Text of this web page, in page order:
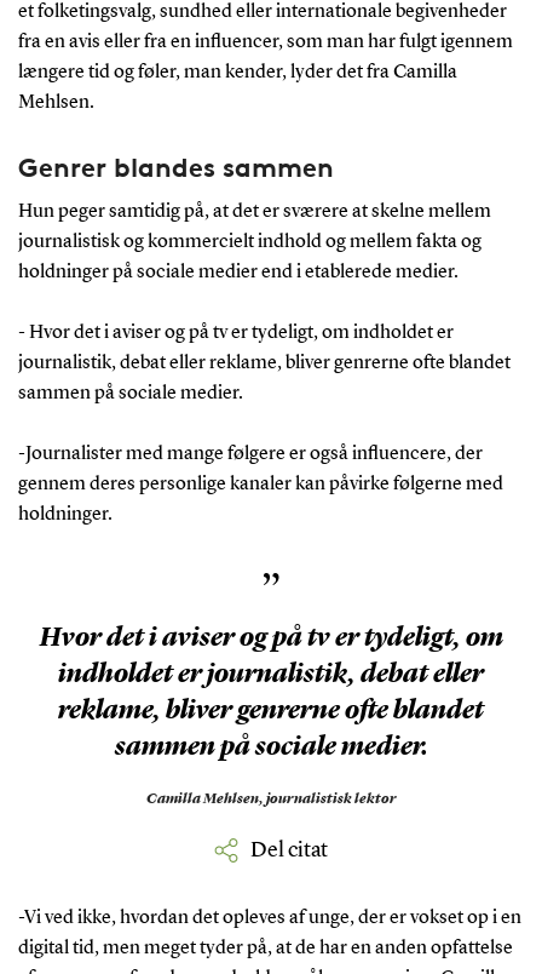
et folketingsvalg, sundhed eller internationale begivenheder
fra en avis eller fra en influencer, som man har fulgt igennem
længere tid og føler, man kender, lyder det fra Camilla
Mehlsen.
Genrer blandes sammen
Hun peger samtidig på, at det er sværere at skelne mellem
journalistisk og kommercielt indhold og mellem fakta og
holdninger på sociale medier end i etablerede medier.
- Hvor det i aviser og på tv er tydeligt, om indholdet er
journalistik, debat eller reklame, bliver genrerne ofte blandet
sammen på sociale medier.
-Journalister med mange følgere er også influencere, der
gennem deres personlige kanaler kan påvirke følgerne med
holdninger.
”
Hvor det i aviser og på tv er tydeligt, om
indholdet er journalistik, debat eller
reklame, bliver genrerne ofte blandet
sammen på sociale medier.
Camilla Mehlsen, journalistisk lektor
Del citat
-Vi ved ikke, hvordan det opleves af unge, der er vokset op i en
digital tid, men meget tyder på, at de har en anden opfattelse